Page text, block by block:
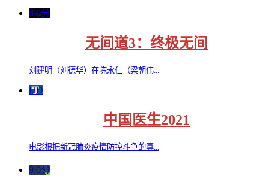
6.0分
无间道3：终极无间
刘建明（刘德华）在陈永仁（梁朝伟...
HD
中国医生2021
电影根据新冠肺炎疫情防控斗争的真...
9.0分